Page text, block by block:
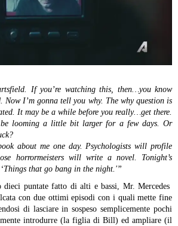
If you’re watching this, then…you know
I’m gonna tell you why. The why question is
It may be a while before you really…get there.
looming a little bit larger for a few days. Or
about me one day. Psychologists will profile
horrormeisters will write a novel. Tonight’s
that go bang in the night.'”
dieci puntate fatto di alti e bassi, Mr. Mercedes
con due ottimi episodi con i quali mette fine
di lasciare in sospeso semplicemente pochi
introdurre (la figlia di Bill) ed ampliare (il